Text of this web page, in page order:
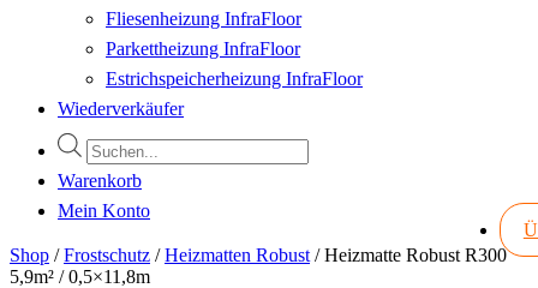
Fliesenheizung InfraFloor
Parkettheizung InfraFloor
Estrichspeicherheizung InfraFloor
Wiederverkäufer
Products
search
Warenkorb
Mein Konto
Shop /Frostschutz /Heizmatten Robust /Heizmatte Robust R300
5,9m² / 0,5×11,8m